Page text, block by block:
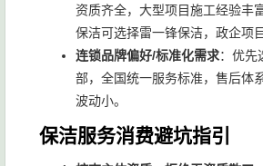
资质齐全，大型项目施工经验丰
保洁可选择雷一锋保洁，政企项
连锁品牌偏好/标准化需求：优先
部，全国统一服务标准，售后体
波动小。
保洁服务消费避坑指引